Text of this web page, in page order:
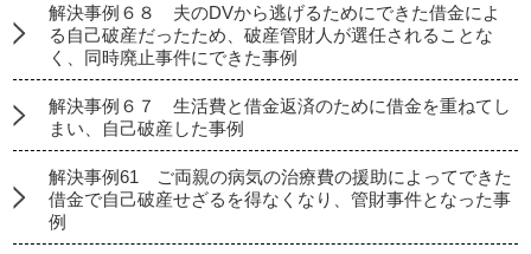
解決事例６８ 夫のDVから逃げるためにできた借金によ
る自己破産だったため、破産管財人が選任されることな
く、同時廃止事件にできた事例
解決事例６７ 生活費と借金返済のために借金を重ねてし
まい、自己破産した事例
解決事例61 ご両親の病気の治療費の援助によってできた
借金で自己破産せざるを得なくなり、管財事件となった事
例